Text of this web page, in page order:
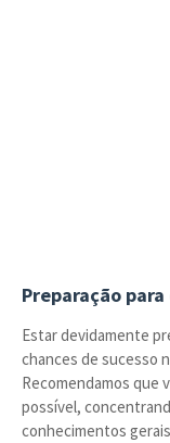
Preparação
Estar devidamente
chances de sucesso
Recomendamos que
possível,
conhecimentos